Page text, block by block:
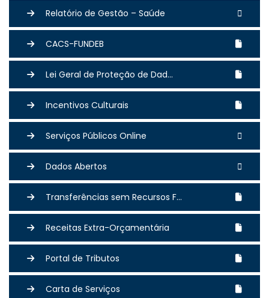
Relatório de Gestão – Saúde
CACS-FUNDEB
Lei Geral de Proteção de Dad...
Incentivos Culturais
Serviços Públicos Online
Dados Abertos
Transferências sem Recursos F...
Receitas Extra-Orçamentária
Portal de Tributos
Carta de Serviços